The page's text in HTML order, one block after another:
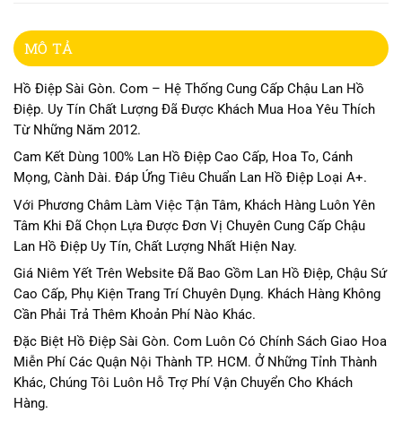
MÔ TẢ
Hồ Điệp Sài Gòn. Com – Hệ Thống Cung Cấp Chậu Lan Hồ
Điệp. Uy Tín Chất Lượng Đã Được Khách Mua Hoa Yêu Thích
Từ Những Năm 2012.
Cam Kết Dùng 100% Lan Hồ Điệp Cao Cấp, Hoa To, Cánh
Mọng, Cành Dài. Đáp Ứng Tiêu Chuẩn Lan Hồ Điệp Loại A+.
Với Phương Châm Làm Việc Tận Tâm, Khách Hàng Luôn Yên
Tâm Khi Đã Chọn Lựa Được Đơn Vị Chuyên Cung Cấp Chậu
Lan Hồ Điệp Uy Tín, Chất Lượng Nhất Hiện Nay.
Giá Niêm Yết Trên Website Đã Bao Gồm Lan Hồ Điệp, Chậu Sứ
Cao Cấp, Phụ Kiện Trang Trí Chuyên Dụng. Khách Hàng Không
Cần Phải Trả Thêm Khoản Phí Nào Khác.
Đặc Biệt Hồ Điệp Sài Gòn. Com Luôn Có Chính Sách Giao Hoa
Miễn Phí Các Quận Nội Thành TP. HCM. Ở Những Tỉnh Thành
Khác, Chúng Tôi Luôn Hỗ Trợ Phí Vận Chuyển Cho Khách
Hàng.